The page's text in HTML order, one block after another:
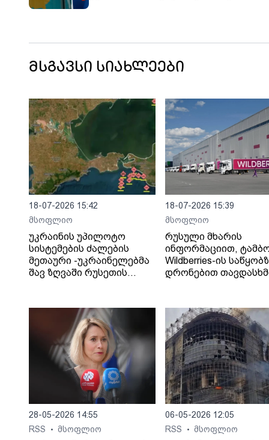
შეთქმულების თეორიები გამოიწვია
მსგავსი სიახლეები
18-07-2026 15:42
მსოფლიო
უკრაინის უპილოტო
სისტემების ძალების
მეთაური -უკრაინელებმა
შავ ზღვაში რუსეთის
18-07-2026 15:39
მსოფლიო
რუსული მხარის
ინფორმაციით,
Wildberries-ის
დრონებით
28-05-2026 14:55
RSS
• მსოფლიო
06-05-2026 12:05
RSS
• მსოფლიო